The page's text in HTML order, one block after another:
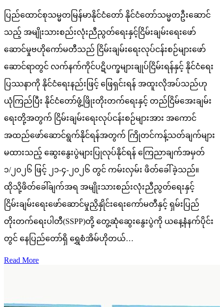
ပြည်ထောင်စုသမ္မတမြန်မာနိုင်ငံတော် နိုင်ငံတော်သမ္မတဦးဆောင်
သည့် အမျိုးသားစည်းလုံးညီညွတ်ရေးနှင့်ငြိမ်းချမ်းရေးဖော်
ဆောင်မှုဗဟိုကော်မတီသည် ငြိမ်းချမ်းရေးလုပ်ငန်းစဉ်များဖော်
ဆောင်ရာတွင် လက်နက်ကိုင်ပဋိပက္ခများချုပ်ငြိမ်းရန်နှင့် နိုင်ငံရေး
ပြဿနာကို နိုင်ငံရေးနည်းဖြင့် ဖြေရှင်းရန် အထူးလိုအပ်သည်ဟု
ယုံကြည်ပြီး နိုင်ငံတော်ဖွံ့ဖြိုးတိုးတက်ရေးနှင့် တည်ငြိမ်အေးချမ်း
ရေးတို့အတွက် ငြိမ်းချမ်းရေးလုပ်ငန်းစဉ်များအား အကောင်
အထည်ဖော်ဆောင်ရွက်နိုင်ရန်အတွက် ကြိုတင်ကန့်သတ်ချက်များ
မထားသည့် ဆွေးနွေးပွဲများပြုလုပ်နိုင်ရန် ကြေညာချက်အမှတ်
၁/၂၀၂၆ ဖြင့် ၂၁-၄-၂၀၂၆ တွင် ကမ်းလှမ်း ဖိတ်ခေါ်ခဲ့သည်။
ထိုသို့ဖိတ်ခေါ်ချက်အရ အမျိုးသားစည်းလုံးညီညွတ်ရေးနှင့်
ငြိမ်းချမ်းရေးဖော်ဆောင်မှုညှိနှိုင်းရေးကော်မတီနှင့် ရှမ်းပြည်
တိုးတက်ရေးပါတီ(SSPP)တို့ တွေ့ဆုံဆွေးနွေးပွဲကို ယနေ့နံနက်ပိုင်း
တွင် နေပြည်တော်ရှိ ရွှေစံအိမ်ဟိုတယ်…
Read More